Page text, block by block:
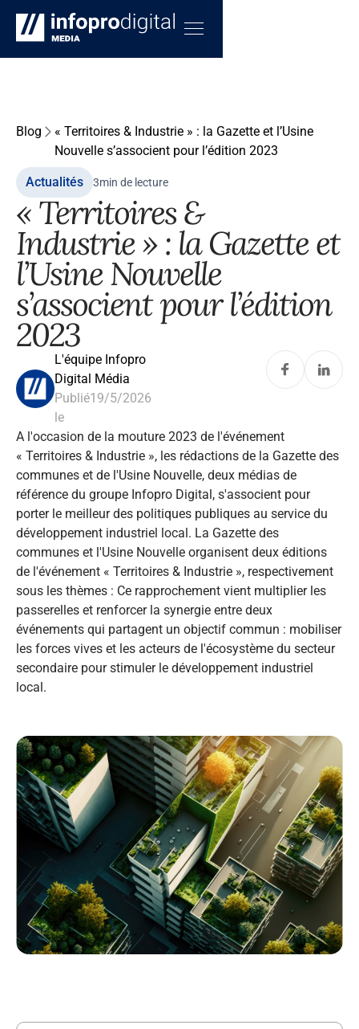
Blog
« Territoires & Industrie » : la Gazette et l’Usine
Nouvelle s’associent pour l’édition 2023
Actualités 3min de lecture
« Territoires &
Industrie » : la Gazette et
l’Usine Nouvelle
s’associent pour l’édition
2023
L'équipe Infopro
Digital Média
Publié
le
19/5/2026
A l'occasion de la mouture 2023 de l'événement
« Territoires & Industrie », les rédactions de la Gazette des
communes et de l'Usine Nouvelle, deux médias de
référence du groupe Infopro Digital, s'associent pour
porter le meilleur des politiques publiques au service du
développement industriel local. La Gazette des
communes et l'Usine Nouvelle organisent deux éditions
de l'événement « Territoires & Industrie », respectivement
sous les thèmes : Ce rapprochement vient multiplier les
passerelles et renforcer la synergie entre deux
événements qui partagent un objectif commun : mobiliser
les forces vives et les acteurs de l'écosystème du secteur
secondaire pour stimuler le développement industriel
local.